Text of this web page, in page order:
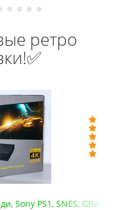
ретро
PS1, SNES, GBA. +microSD)